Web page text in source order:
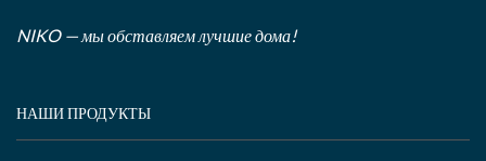
NIKO — мы обставляем лучшие дома!
НАШИ ПРОДУКТЫ